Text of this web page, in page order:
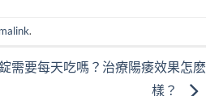
.
需要每天吃嗎？治療陽痿效果怎麽
樣？